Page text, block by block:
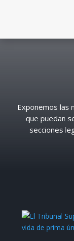
Exponemos las
que puedan
secciones